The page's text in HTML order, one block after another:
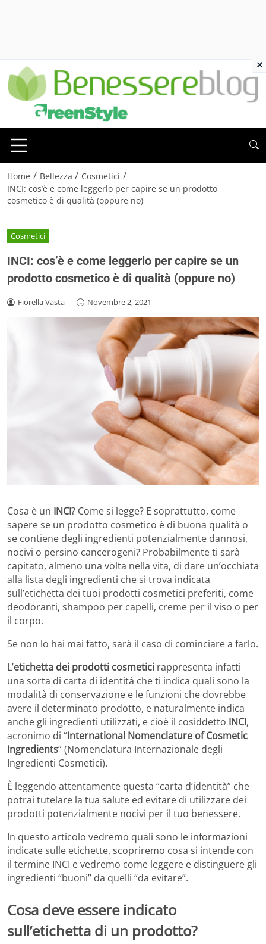
Home / Bellezza / Cosmetici /
INCI: cos’è e come leggerlo per capire se un prodotto
cosmetico è di qualità (oppure no)
Cosmetici
INCI: cos’è e come leggerlo per capire se un
prodotto cosmetico è di qualità (oppure no)
Fiorella Vasta - Novembre 2, 2021
Cosa è un INCI? Come si legge? E soprattutto, come
sapere se un prodotto cosmetico è di buona qualità o
se contiene degli ingredienti potenzialmente dannosi,
nocivi o persino cancerogeni? Probabilmente ti sarà
capitato, almeno una volta nella vita, di dare un’occhiata
alla lista degli ingredienti che si trova indicata
sull’etichetta dei tuoi prodotti cosmetici preferiti, come
deodoranti, shampoo per capelli, creme per il viso o per
il corpo.
Se non lo hai mai fatto, sarà il caso di cominciare a farlo.
L’etichetta dei prodotti cosmetici rappresenta infatti
una sorta di carta di identità che ti indica quali sono la
modalità di conservazione e le funzioni che dovrebbe
avere il determinato prodotto, e naturalmente indica
anche gli ingredienti utilizzati, e cioè il cosiddetto INCI,
acronimo di “International Nomenclature of Cosmetic
Ingredients” (Nomenclatura Internazionale degli
Ingredienti Cosmetici).
È leggendo attentamente questa “carta d’identità” che
potrai tutelare la tua salute ed evitare di utilizzare dei
prodotti potenzialmente nocivi per il tuo benessere.
In questo articolo vedremo quali sono le informazioni
indicate sulle etichette, scopriremo cosa si intende con
il termine INCI e vedremo come leggere e distinguere gli
ingredienti “buoni” da quelli “da evitare”.
Cosa deve essere indicato
sull’etichetta di un prodotto?
×